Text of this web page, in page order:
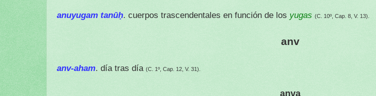
anuyugam tanūḥ. cuerpos trascendentales en función de los yugas (C. 10º, Cap. 8, V. 13).
anv
anv-aham. día tras día (C. 1º, Cap. 12, V. 31).
anva